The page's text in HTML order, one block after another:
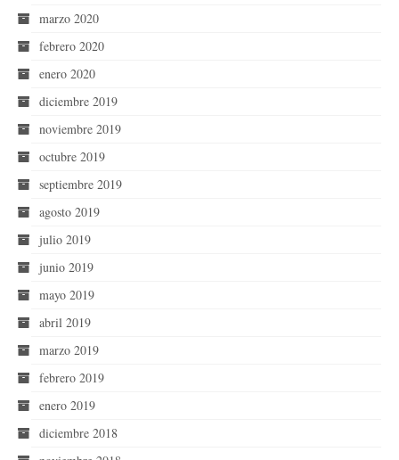
marzo 2020
febrero 2020
enero 2020
diciembre 2019
noviembre 2019
octubre 2019
septiembre 2019
agosto 2019
julio 2019
junio 2019
mayo 2019
abril 2019
marzo 2019
febrero 2019
enero 2019
diciembre 2018